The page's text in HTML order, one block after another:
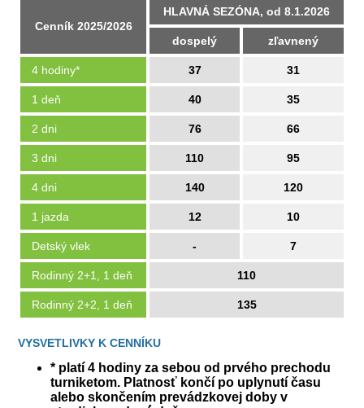
Cenník 2025/2026
HLAVNÁ SEZÓNA, od 8.1.2026
dospelý zľavnený
4 hodiny* 37 31
1 deň 40 35
2 dni 76 66
3 dni 110 95
4 dni 140 120
1 jazda 12 10
Detský vlek - 7
Rodinný 2+1, 1 deň 110
Rodinný 2+2, 1 deň 135
VYSVETLIVKY K CENNÍKU
* platí 4 hodiny za sebou od prvého prechodu
turniketom. Platnosť končí po uplynutí času
alebo skončením prevádzkovej doby v